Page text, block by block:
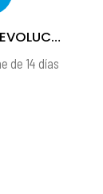
de 14 días